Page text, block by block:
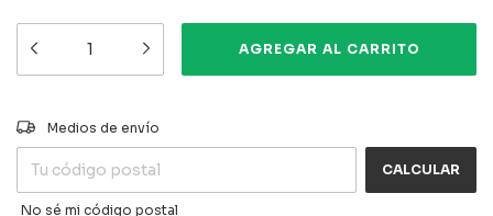
Entregas para el CP:
Medios de envío
CALCULAR
No sé mi código postal